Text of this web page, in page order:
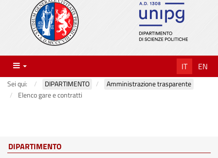
Menu IT EN
Sei qui: DIPARTIMENTO
Amministrazione trasparente
Elenco gare e contratti
DIPARTIMENTO